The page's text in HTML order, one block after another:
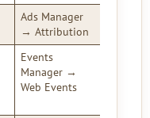
Ads Manager
→ Attribution
Events
Manager →
Web Events